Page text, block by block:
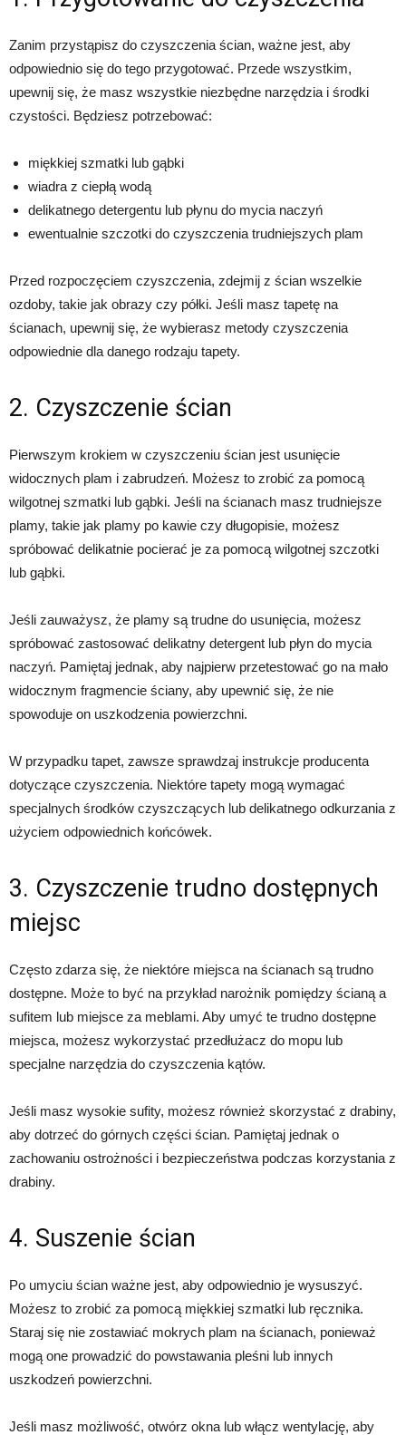
Zanim przystąpisz do czyszczenia ścian, ważne jest, aby
odpowiednio się do tego przygotować. Przede wszystkim,
upewnij się, że masz wszystkie niezbędne narzędzia i środki
czystości. Będziesz potrzebować:
miękkiej szmatki lub gąbki
wiadra z ciepłą wodą
delikatnego detergentu lub płynu do mycia naczyń
ewentualnie szczotki do czyszczenia trudniejszych plam
Przed rozpoczęciem czyszczenia, zdejmij z ścian wszelkie
ozdoby, takie jak obrazy czy półki. Jeśli masz tapetę na
ścianach, upewnij się, że wybierasz metody czyszczenia
odpowiednie dla danego rodzaju tapety.
2. Czyszczenie ścian
Pierwszym krokiem w czyszczeniu ścian jest usunięcie
widocznych plam i zabrudzeń. Możesz to zrobić za pomocą
wilgotnej szmatki lub gąbki. Jeśli na ścianach masz trudniejsze
plamy, takie jak plamy po kawie czy długopisie, możesz
spróbować delikatnie pocierać je za pomocą wilgotnej szczotki
lub gąbki.
Jeśli zauważysz, że plamy są trudne do usunięcia, możesz
spróbować zastosować delikatny detergent lub płyn do mycia
naczyń. Pamiętaj jednak, aby najpierw przetestować go na mało
widocznym fragmencie ściany, aby upewnić się, że nie
spowoduje on uszkodzenia powierzchni.
W przypadku tapet, zawsze sprawdzaj instrukcje producenta
dotyczące czyszczenia. Niektóre tapety mogą wymagać
specjalnych środków czyszczących lub delikatnego odkurzania z
użyciem odpowiednich końcówek.
3. Czyszczenie trudno dostępnych
miejsc
Często zdarza się, że niektóre miejsca na ścianach są trudno
dostępne. Może to być na przykład narożnik pomiędzy ścianą a
sufitem lub miejsce za meblami. Aby umyć te trudno dostępne
miejsca, możesz wykorzystać przedłużacz do mopu lub
specjalne narzędzia do czyszczenia kątów.
Jeśli masz wysokie sufity, możesz również skorzystać z drabiny,
aby dotrzeć do górnych części ścian. Pamiętaj jednak o
zachowaniu ostrożności i bezpieczeństwa podczas korzystania z
drabiny.
4. Suszenie ścian
Po umyciu ścian ważne jest, aby odpowiednio je wysuszyć.
Możesz to zrobić za pomocą miękkiej szmatki lub ręcznika.
Staraj się nie zostawiać mokrych plam na ścianach, ponieważ
mogą one prowadzić do powstawania pleśni lub innych
uszkodzeń powierzchni.
Jeśli masz możliwość, otwórz okna lub włącz wentylację, aby